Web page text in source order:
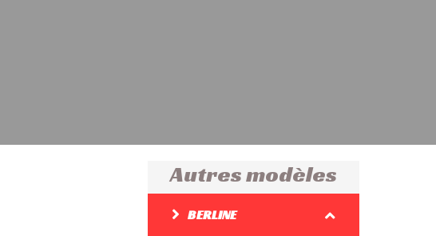
Autres modèles
BERLINE